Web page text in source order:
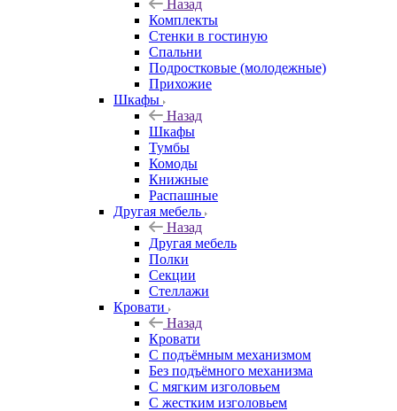
Назад
Комплекты
Стенки в гостиную
Спальни
Подростковые (молодежные)
Прихожие
Шкафы
Назад
Шкафы
Тумбы
Комоды
Книжные
Распашные
Другая мебель
Назад
Другая мебель
Полки
Секции
Стеллажи
Кровати
Назад
Кровати
С подъёмным механизмом
Без подъёмного механизма
С мягким изголовьем
С жестким изголовьем